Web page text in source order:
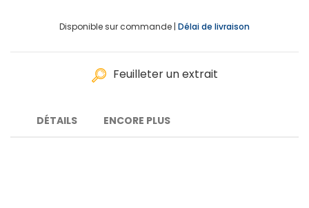
Disponible sur commande | Délai de livraison
Feuilleter un extrait
DÉTAILS ENCORE PLUS